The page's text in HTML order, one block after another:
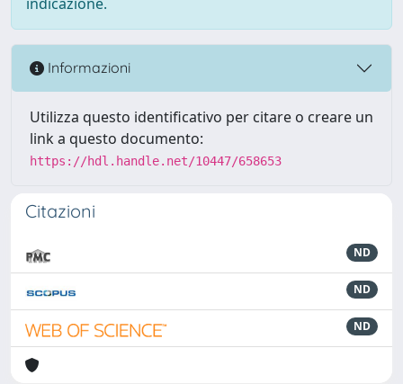
Informazioni
Utilizza questo identificativo per citare o creare un
link a questo documento:
https://hdl.handle.net/10447/658653
Citazioni
ND
ND
ND